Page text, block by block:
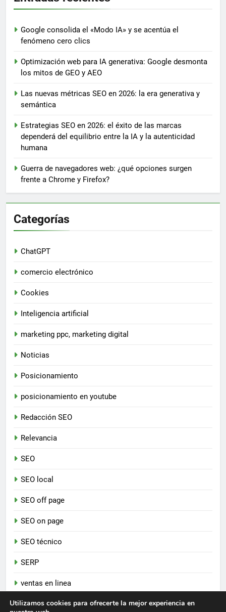
Google consolida el «Modo IA» y se acentúa el
fenómeno cero clics
Optimización web para IA generativa: Google desmonta
los mitos de GEO y AEO
Las nuevas métricas SEO en 2026: la era generativa y
semántica
Estrategias SEO en 2026: el éxito de las marcas
dependerá del equilibrio entre la IA y la autenticidad
humana
Guerra de navegadores web: ¿qué opciones surgen
frente a Chrome y Firefox?
Categorías
ChatGPT
comercio electrónico
Cookies
Inteligencia artificial
marketing ppc, marketing digital
Noticias
Posicionamiento
posicionamiento en youtube
Redacción SEO
Relevancia
SEO
SEO local
SEO off page
SEO on page
SEO técnico
SERP
ventas en linea
Utilizamos cookies para ofrecerte la mejor experiencia en